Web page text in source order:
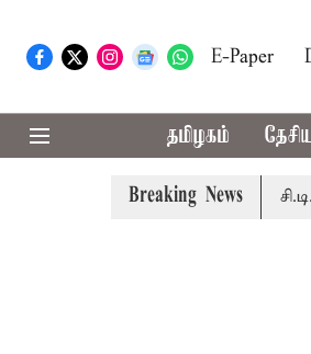
E-Paper
தமிழகம்
Breaking News
- சபாநாயகர் ஜே.சி.டி.பிரபாகர்